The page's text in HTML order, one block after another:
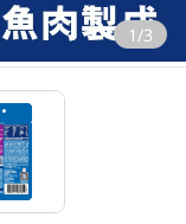
1/3